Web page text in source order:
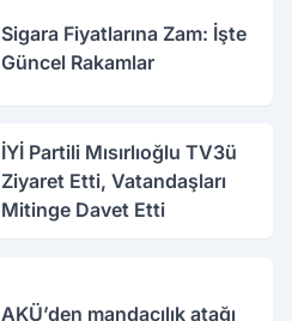
Sigara Fiyatlarına Zam: İşte
Güncel Rakamlar
İYİ Partili Mısırlıoğlu TV3ü
Ziyaret Etti, Vatandaşları
Mitinge Davet Etti
AKÜ’den mandacılık atağı